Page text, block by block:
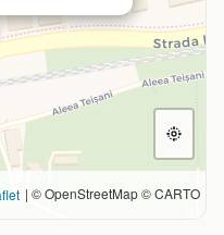
| © OpenStreetMap © CARTO